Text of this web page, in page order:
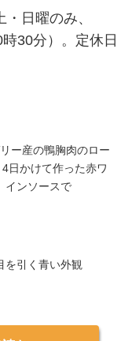
日曜のみ、
30分）。定休日
ー産の鴨胸肉のロー
4日かけて作った赤ワ
インソースで
を引く青い外観